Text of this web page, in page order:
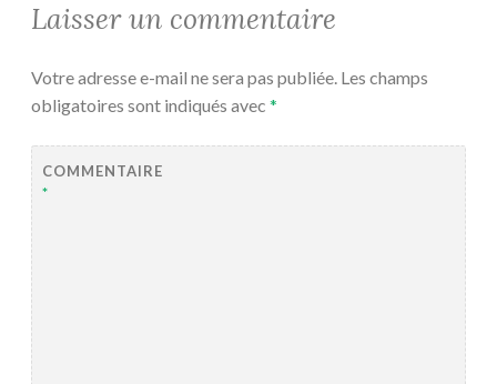
Laisser un commentaire
Votre adresse e-mail ne sera pas publiée. Les champs
obligatoires sont indiqués avec *
COMMENTAIRE
*